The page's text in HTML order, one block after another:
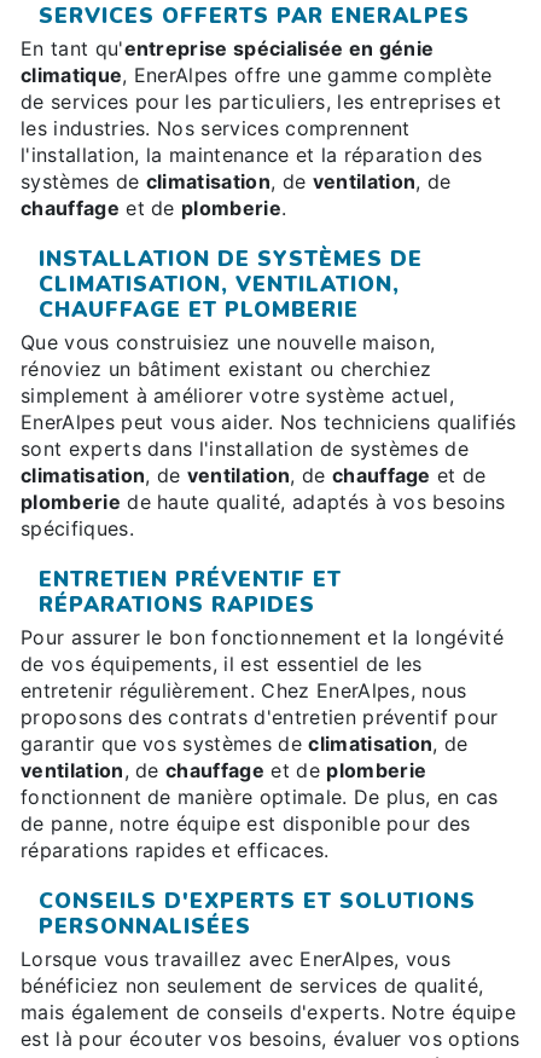
SERVICES OFFERTS PAR ENERALPES
En tant qu'entreprise spécialisée en génie
climatique, EnerAlpes offre une gamme complète
de services pour les particuliers, les entreprises et
les industries. Nos services comprennent
l'installation, la maintenance et la réparation des
systèmes de climatisation, de ventilation, de
chauffage et de plomberie.
INSTALLATION DE SYSTÈMES DE
CLIMATISATION, VENTILATION,
CHAUFFAGE ET PLOMBERIE
Que vous construisiez une nouvelle maison,
rénoviez un bâtiment existant ou cherchiez
simplement à améliorer votre système actuel,
EnerAlpes peut vous aider. Nos techniciens qualifiés
sont experts dans l'installation de systèmes de
climatisation, de ventilation, de chauffage et de
plomberie de haute qualité, adaptés à vos besoins
spécifiques.
ENTRETIEN PRÉVENTIF ET
RÉPARATIONS RAPIDES
Pour assurer le bon fonctionnement et la longévité
de vos équipements, il est essentiel de les
entretenir régulièrement. Chez EnerAlpes, nous
proposons des contrats d'entretien préventif pour
garantir que vos systèmes declimatisation, de
ventilation, dechauffage et de plomberie
fonctionnent de manière optimale. De plus, en cas
de panne, notre équipe est disponible pour des
réparations rapides et efficaces.
CONSEILS D'EXPERTS ET SOLUTIONS
PERSONNALISÉES
Lorsque vous travaillez avec EnerAlpes, vous
bénéficiez non seulement de services de qualité,
mais également de conseils d'experts. Notre équipe
est là pour écouter vos besoins, évaluer vos options